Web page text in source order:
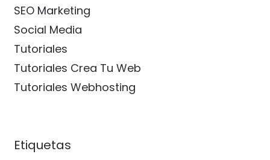
SEO Marketing
Social Media
Tutoriales
Tutoriales Crea Tu Web
Tutoriales Webhosting
Etiquetas